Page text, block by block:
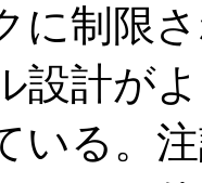
に制限
設計が
いる。